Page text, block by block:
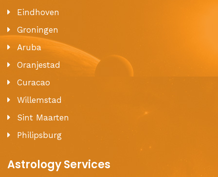
Eindhoven
Groningen
Aruba
Oranjestad
Curacao
Willemstad
Sint Maarten
Philipsburg
Astrology Services